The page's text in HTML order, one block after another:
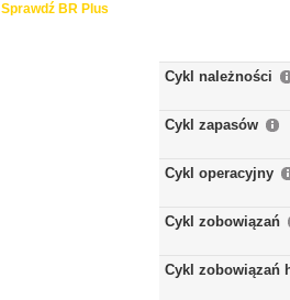
Cykl należności
Cykl zapasów
Cykl operacyjny
Cykl zobowiązań
Cykl zobowiązań
Sprawdź BR Plus